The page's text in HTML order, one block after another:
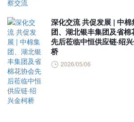
深化交流 共促发展 | 中棉
团、湖北银丰集团及省棉
先后莅临中恒供应链·绍
桥
2026/05/06